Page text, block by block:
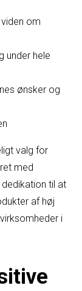
om
under hele
ønsker og
valg for
med
til at
af høj
i